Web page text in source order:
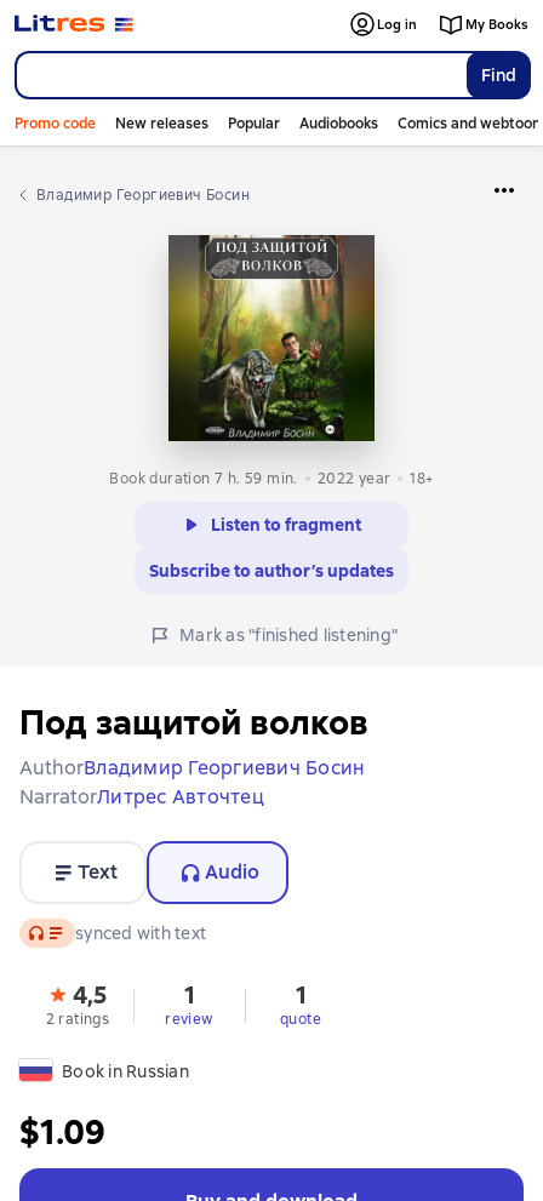
Find
Log in My Books
Promo code New releases Popular Audiobooks Comics and
Владимир Георгиевич Босин
Book duration 7 h. 59 min. 2022 year 18+
Listen to fragment
Subscribe to author’s updates
Mark as "finished listening"
Под защитой волков
AuthorВладимир Георгиевич Босин
NarratorЛитрес Авточтец
Text Audio
Audio synced with text
4,5
2 ratings
1
review
1
quote
Book in Russian
$1.09